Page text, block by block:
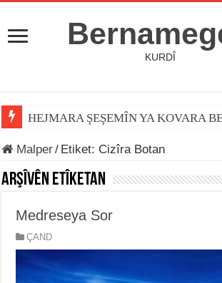
KURDÎ
HEJMARA ŞEŞEMÎN YA KOVARA
Malper/ Etiket: Cizîra Botan
Arşîvên Etîketan
Medreseya Sor
ÇAND